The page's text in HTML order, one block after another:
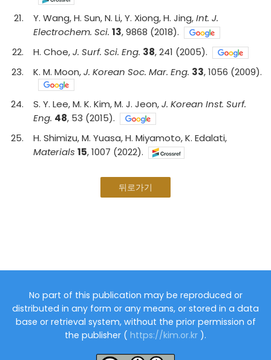
21. Y. Wang, H. Sun, N. Li, Y. Xiong, H. Jing,Int. J.
Electrochem. Sci. 13, 9868 (2018).
22. H. Choe,J. Surf. Sci. Eng. 38, 241 (2005).
23. K. M. Moon,J. Korean Soc. Mar. Eng. 33, 1056 (2009).
24. S. Y. Lee, M. K. Kim, M. J. Jeon,J. Korean Inst. Surf.
Eng. 48, 53 (2015).
25.
H. Shimizu, M. Yuasa, H. Miyamoto, K. Edalati,
Materials 15, 1007 (2022).
뒤로가기
No part of this publication may be reproduced or
distributed in any form or any means, or stored in a data
base or retrieval system, without the prior permission of
the publisher ( https://kim.or.kr ).